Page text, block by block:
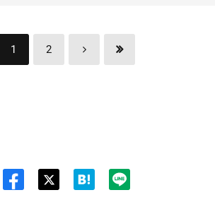
1 2